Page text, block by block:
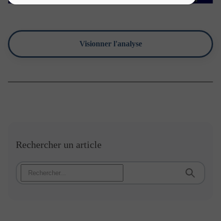
Toutes les informations disponibles sur le site ont un
saurait être considérée comme constituer de la part de
Portzamparc Gestion une offre d’achat, de vente ou de
une opération de démarchage au sens de l’article L.
Visionner l'analyse
Rechercher un article